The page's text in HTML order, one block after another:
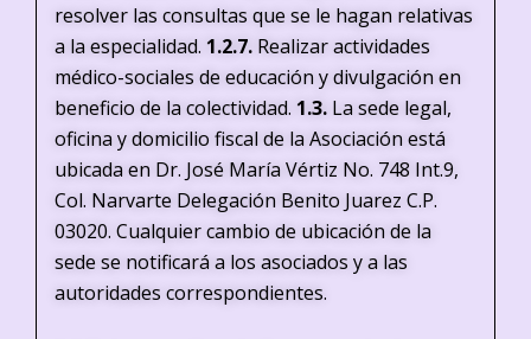
resolver las consultas que se le hagan relativas
a la especialidad. 1.2.7. Realizar actividades
médico-sociales de educación y divulgación en
beneficio de la colectividad. 1.3. La sede legal,
oficina y domicilio fiscal de la Asociación está
ubicada en Dr. José María Vértiz No. 748 Int.9,
Col. Narvarte Delegación Benito Juarez C.P.
03020. Cualquier cambio de ubicación de la
sede se notificará a los asociados y a las
autoridades correspondientes.